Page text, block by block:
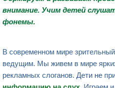
внимание. Учим детей
фонемы.
В современном мире
ведущим. Мы живем в мире
рекламных слоганов. Дети не